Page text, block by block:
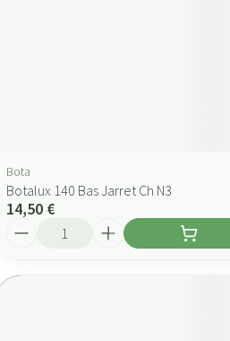
Bota
Botalux 140 Bas Jarret Ch N3
14,50 €